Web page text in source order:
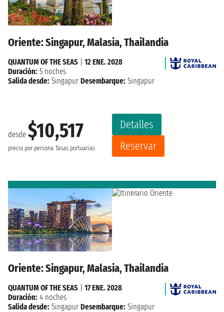
Oriente: Singapur, Malasia, Thailandia
desde $10,517
precio por persona Tasas portuarias
Detalles
Reservar
QUANTUM OF THE SEAS
12 ENE. 2028
Duración: 5 noches
Salida desde: Singapur Desembarque: Singapur
Oriente: Singapur, Malasia, Thailandia
QUANTUM OF THE SEAS
17 ENE. 2028
Duración: 4 noches
Salida desde: Singapur Desembarque: Singapur